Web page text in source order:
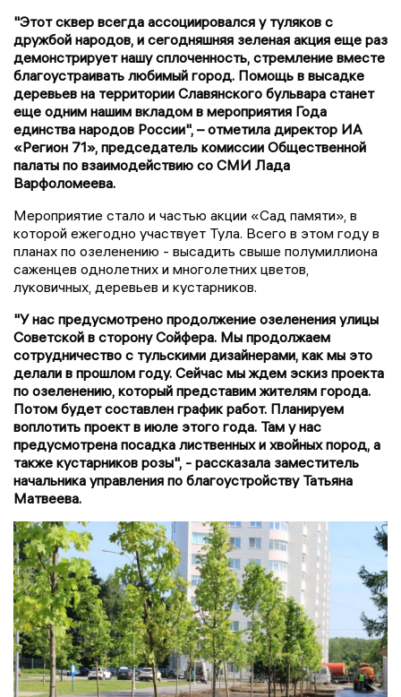
"Этот сквер всегда ассоциировался у туляков с
дружбой народов, и сегодняшняя зеленая акция еще раз
демонстрирует нашу сплоченность, стремление вместе
благоустраивать любимый город. Помощь в высадке
деревьев на территории Славянского бульвара станет
еще одним нашим вкладом в мероприятия Года
единства народов России", – отметила директор ИА
«Регион 71», председатель комиссии Общественной
палаты по взаимодействию со СМИ Лада
Варфоломеева.
Мероприятие стало и частью акции «Сад памяти», в
которой ежегодно участвует Тула. Всего в этом году в
планах по озеленению - высадить свыше полумиллиона
саженцев однолетних и многолетних цветов,
луковичных, деревьев и кустарников.
"У нас предусмотрено продолжение озеленения улицы
Советской в сторону Сойфера. Мы продолжаем
сотрудничество с тульскими дизайнерами, как мы это
делали в прошлом году. Сейчас мы ждем эскиз проекта
по озеленению, который представим жителям города.
Потом будет составлен график работ. Планируем
воплотить проект в июле этого года. Там у нас
предусмотрена посадка лиственных и хвойных пород, а
также кустарников розы", - рассказала заместитель
начальника управления по благоустройству Татьяна
Матвеева.